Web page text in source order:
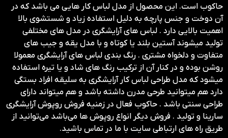
حاکوب است. این محصول از مدل لباس کار هایی می باشد که در
آن دوخت و جنس پارچه به دلیل استفاده زیاد و شستشوی بالا
اهمیت بالایی دارد . لباس های آرایشگری در مدل های مختلفی
تولید میشوند آستین بلند یا کوتاه و با مدل یقه و جیب های
متفاوت و دلخواه مشتری . رنگ بندی لباس های آرایشگری معمولا
روشن بوده و در کنار آن از ترکیب رنگ های شاد و یا تیره استفاده
میشود که مدل طراحی لباس کار آرایشگری به سلیقه افراد بستگی
دارد هم میتوانید طرحی مدرن داشته باشد و هم میتواند دارای
طراحی سنتی باشد . حاکوب فعال در زمنیه فروش روپوش آرایشگری
سارینا و تولید . فروش دیگر انواع روپوش ها می‌باشد می‌توانید از
طریق راه های ارتباطی سایت با ما در تماس باشید.